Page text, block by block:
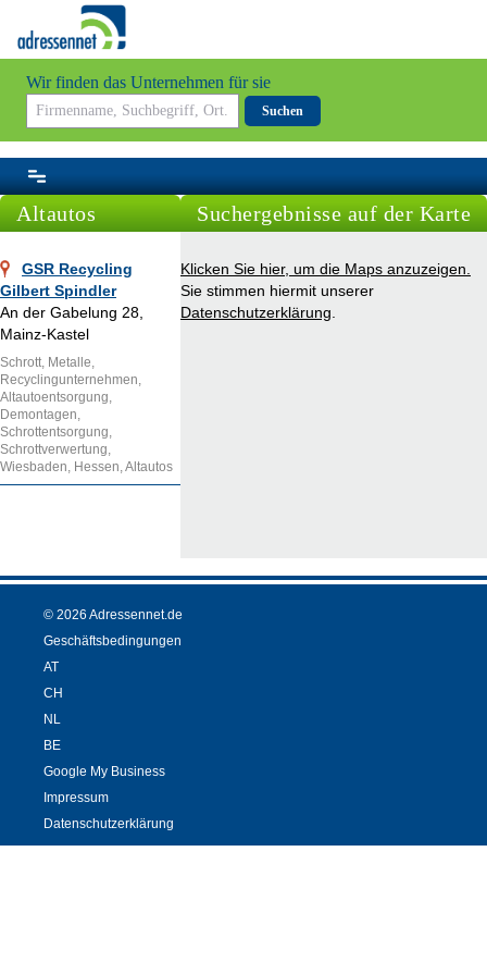
Wir finden das Unternehmen für sie
Suchen
Altautos
GSR Recycling
Gilbert Spindler
An der Gabelung 28,
Mainz-Kastel
Schrott, Metalle,
Recyclingunternehmen,
Altautoentsorgung,
Demontagen,
Schrottentsorgung,
Schrottverwertung,
Wiesbaden, Hessen, Altautos
Suchergebnisse auf der Karte
Klicken Sie hier, um die Maps anzuzeigen.
Sie stimmen hiermit unserer
Datenschutzerklärung
© 2026 Adressennet.de
Geschäftsbedingungen
AT
CH
NL
BE
Google My Business
Impressum
Datenschutzerklärung